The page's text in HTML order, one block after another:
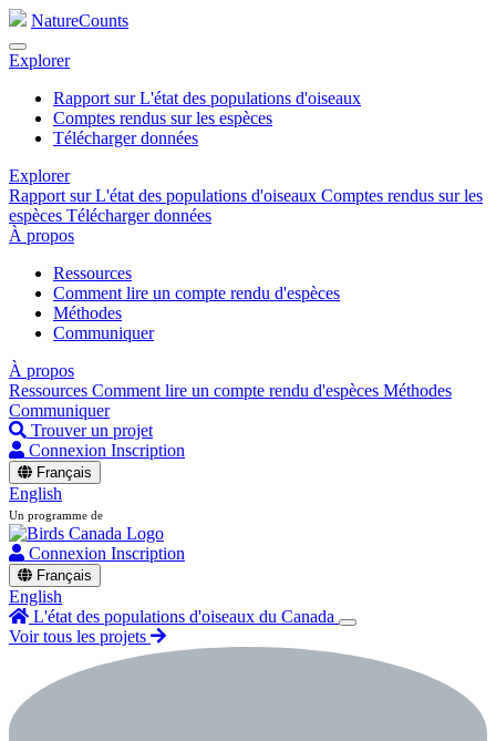
NatureCounts
Explorer
Rapport sur L'état des populations d'oiseaux
Comptes rendus sur les espèces
Télécharger données
Explorer
Rapport sur L'état des populations d'oiseaux Comptes rendus sur les
espèces Télécharger données
À propos
Ressources
Comment lire un compte rendu d'espèces
Méthodes
Communiquer
À propos
Ressources Comment lire un compte rendu d'espèces Méthodes
Communiquer
Trouver un projet
Connexion Inscription
Français
English
Un programme de
Connexion Inscription
Français
English
L'état des populations d'oiseaux du Canada
Voir tous les projets